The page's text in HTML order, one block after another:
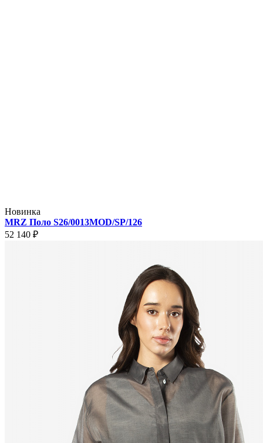
Новинка
MRZ Поло S26/0013MOD/SP/126
52 140 ₽